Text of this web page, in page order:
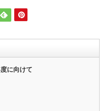
に向けて